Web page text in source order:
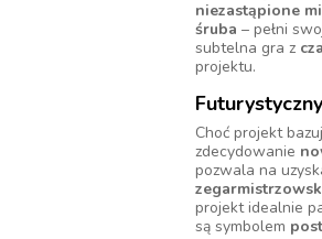
niezastąpione
śruba – pełni
subtelna gra z
projektu.
Choć projekt
zdecydowanie
pozwala na
projekt idealnie
są symbolem